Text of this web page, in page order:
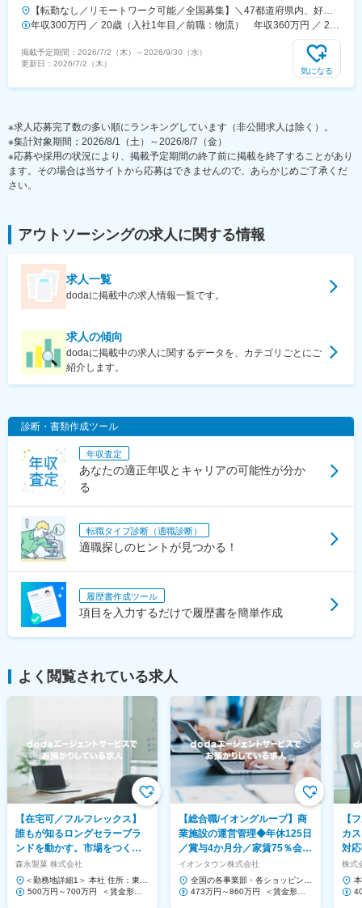
【転勤なし／リモートワーク可能／全国募集】＼47都道府県内、好き
な場所で働けます！／★以下拠点もしくは47都道府県にあるクライア
ント先で勤務★勤務地は希望を考慮し決定★業務に慣れ次第、在宅・リ
モート勤務可★マイカー通勤OK・駐車場完備（拠点による）■営業所東
京本社／東京都豊島区南池袋2-49-7大阪／大阪府大阪市西区京町堀1-
仙台市青葉区五橋2-11-1高崎／群馬県高崎市栄町3-11宇都宮／栃木県
宇都宮市大通り5-1-11水戸／茨城県水戸市宮町1-2-4新潟／新潟県新潟
市中央区南笹口1-1-38長岡／新潟県長岡市大手通2-2-6春日山（上越）
／新潟県上越市大和2-3-54長崎／長崎県長崎市大黒町10-10大分／大分
年収300万円 ／ 20歳（入社1年目／前職：物流） 年収360万円 ／ 24
掲載予定期間： 2026/7/2（木） ～2026/9/30（水）
更新日： 2026/7/2（木）
気になる
※求人応募完了数の多い順にランキングしています（非公開求人は除く）。
※集計対象期間：2026/8/1（土）～2026/8/7（金）
※応募や採用の状況により、掲載予定期間の終了前に掲載を終了することがあり
ます。その場合は当サイトから応募はできませんので、あらかじめご了承くだ
さい。
アウトソーシングの求人に関する情報
求人一覧
dodaに掲載中の求人情報一覧です。
求人の傾向
dodaに掲載中の求人に関するデータを、カテゴリごとにご
紹介します。
診断・書類作成ツール
年収査定
あなたの適正年収とキャリアの可能性が分か
る
転職タイプ診断（適職診断）
適職探しのヒントが見つかる！
履歴書作成ツール
項目を入力するだけで履歴書を簡単作成
よく閲覧されている求人
【在宅可／フルフレックス】
誰もが知るロングセラーブラ
ンドを動かす。市場をつくる
提案営業◆ハイチュウ等
森永製菓 株式会社
＜勤務地詳細1＞ 本社 住所：東京
都港区芝浦1-13-16 勤務地最寄
500万円～700万円 ＜賃金形態
【総合職/イオングループ】商
業施設の運営管理◆年休125日
／賞与4か月分／家賃75％会社
負担！
イオンタウン株式会社
全国の各事業部・各ショッピング
センター 住所：千葉県千葉市美浜
473万円～860万円 ＜賃金形態
【
カ
対
株式
1